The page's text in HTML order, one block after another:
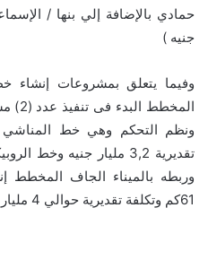
جنيه )
وفيما يتعلق بمشروعات إنشاء
تقديرية 3,2 مليار جنيه
وربطه بالميناء الجاف
61كم وتكلفة تقديرية حوالي 4 مليار جنيه .